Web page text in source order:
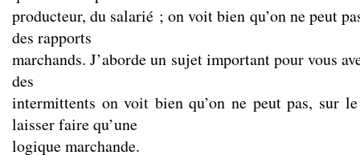
producteur, du salarié ; on voit bien qu’on ne peut
des rapports
marchands. J’aborde un sujet important pour vous
des
intermittents on voit bien qu’on ne peut pas, sur
laisser faire qu’une
logique marchande.